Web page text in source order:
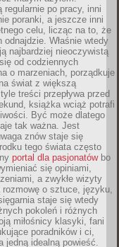
regularnie po pracy, inni
poranki, a jeszcze inni
celu, licząc na to, że
odnajdzie. Właśnie wtedy
najbardziej nieoczywistą
od codziennych
o marzeniach, porządkuje
świat z większą
treści przepływa przed
książka wciąż potrafi
Być może dlatego
tak ważna. Jest
znów staje się
tego świata często
portal dla pasjonatówbo
się opiniami,
a zwykłe wizyty
rozmowę o sztuce, języku,
staje się wtedy
pokoleń i różnych
miłośnicy klasyki, fani
poradników i ci,
jedną idealną powieść.